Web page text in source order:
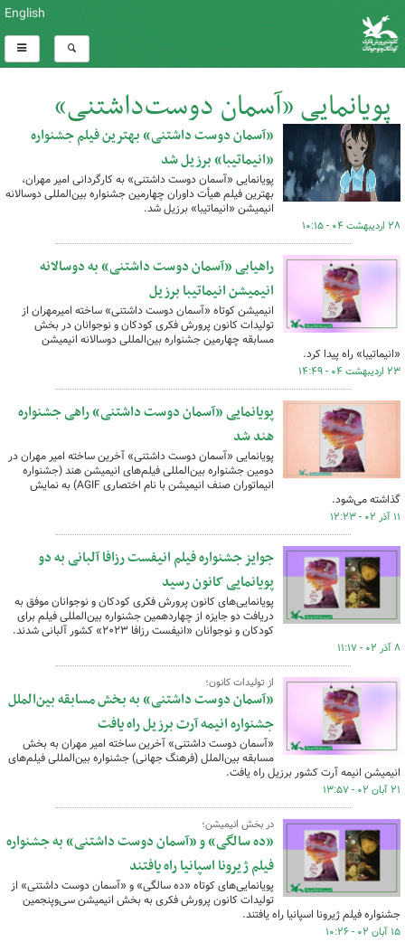
English
پویانمایی «آسمان دوست‌داشتنی»
کل اخبار:13
«آسمان دوست داشتنی» بهترین فیلم جشنواره
«انیماتیبا» برزیل شد
پویانمایی «آسمان دوست داشتنی» به کارگردانی امیر مهران،
بهترین فیلم هیأت داوران چهارمین جشنواره بین‌المللی دوسالانه
انیمیشن «انیماتیبا» برزیل شد.
۲۸ اردیبهشت ۰۴ - ۱۰:۱۵
راهیابی «آسمان دوست داشتنی» به دوسالانه
انیمیشن انیماتیبا برزیل
انیمیشن کوتاه «آسمان دوست داشتنی» ساخته امیرمهران از
تولیدات کانون پرورش فکری کودکان و نوجوانان در بخش
مسابقه چهارمین جشنواره بین‌المللی دوسالانه انیمیشن
«انیماتیبا» راه پیدا کرد.
۲۳ اردیبهشت ۰۴ - ۱۴:۴۹
پویانمایی «آسمان دوست داشتنی» راهی جشنواره
هند شد
پویانمایی «آسمان دوست داشتنی» آخرین ساخته امیر مهران در
دومین جشنواره بین‌المللی فیلم‌های انیمیشن هند (جشنواره
انیماتوران صنف انیمیشن با نام اختصاری AGIF) به نمایش
گذاشته می‌شود.
۱۱ آذر ۰۲ - ۱۲:۲۳
جوایز جشنواره فیلم انیفست رزافا آلبانی به دو
پویانمایی کانون رسید
پویانمایی‌های کانون پرورش فکری کودکان و نوجوانان موفق به
دریافت دو جایزه از چهاردهمین جشنواره بین‌المللی فیلم برای
کودکان و نوجوانان «انیفست رزافا ۲۰۲۳» کشور آلبانی شدند.
۸ آذر ۰۲ - ۱۱:۱۷
از تولیدات کانون؛
«آسمان دوست داشتنی» به بخش مسابقه بین‌الملل
جشنواره انیمه آرت برزیل راه یافت
«آسمان دوست داشتنی» آخرین ساخته امیر مهران به بخش
مسابقه بین‌الملل (فرهنگ جهانی) جشنواره بین‌المللی فیلم‌های
انیمیشن انیمه آرت کشور برزیل راه یافت.
۲۱ آبان ۰۲ - ۱۳:۵۷
در بخش انیمیشن؛
«ده سالگی» و «آسمان دوست داشتنی» به جشنواره
فیلم ژیرونا اسپانیا راه یافتند
پویانمایی‌های کوتاه «ده سالگی» و «آسمان دوست داشتنی» از
تولیدات کانون پرورش فکری به بخش انیمیشن سی‌وپنجمین
جشنواره فیلم ژیرونا اسپانیا راه یافتند.
۱۵ آبان ۰۲ - ۱۰:۲۶